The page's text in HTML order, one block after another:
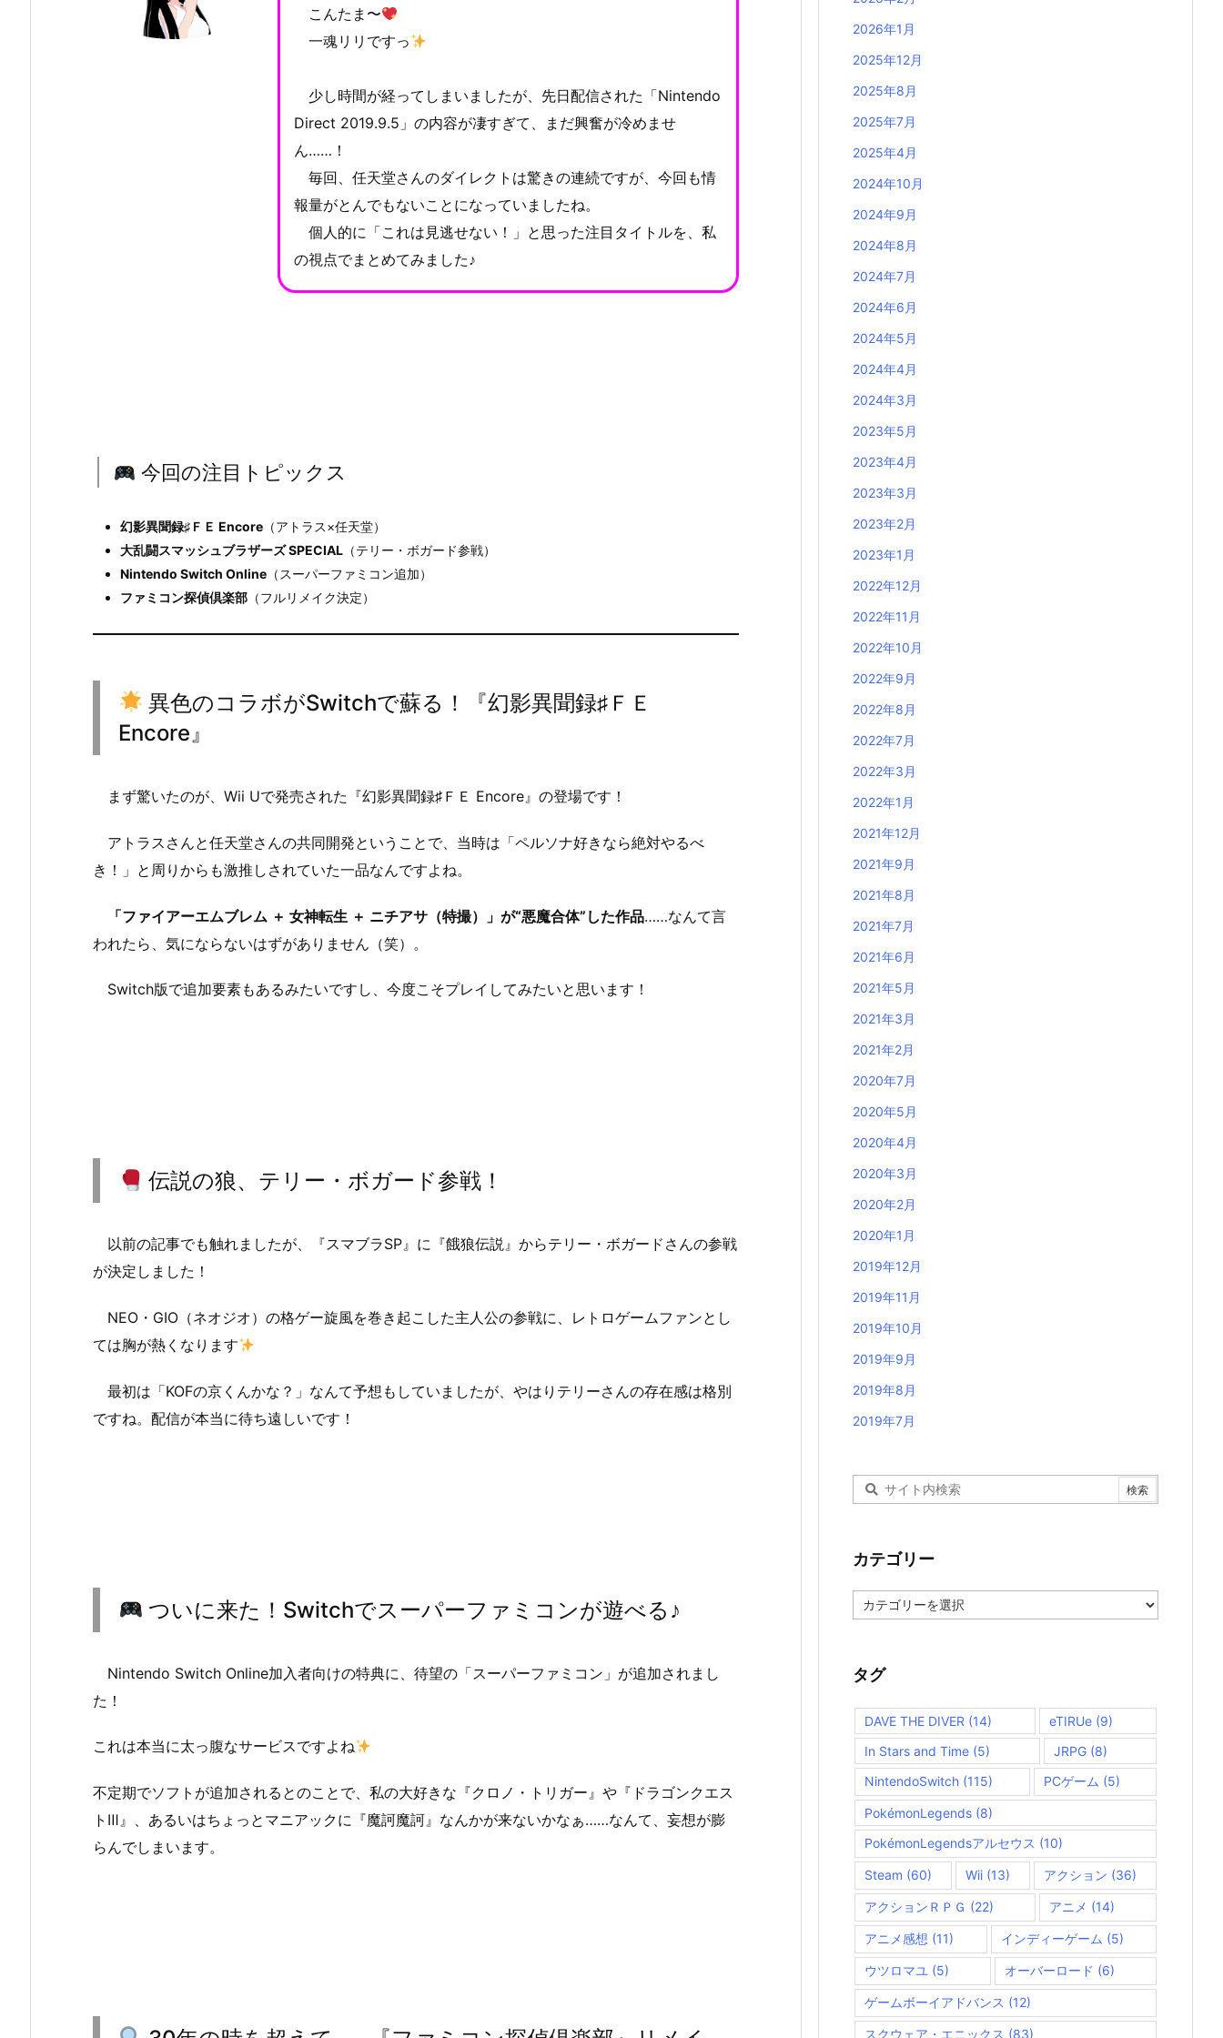
こんたま〜
一魂リリですっ
少し時間が経ってしまいましたが、先日配信された「Nintendo
Direct 2019.9.5」の内容が凄すぎて、まだ興奮が冷めませ
ん……！
毎回、任天堂さんのダイレクトは驚きの連続ですが、今回も情
報量がとんでもないことになっていましたね。
個人的に「これは見逃せない！」と思った注目タイトルを、私
の視点でまとめてみました♪
今回の注目トピックス
幻影異聞録♯ＦＥ Encore （アトラス×任天堂）
大乱闘スマッシュブラザーズ SPECIAL （テリー・ボガード参戦）
Nintendo Switch Online （スーパーファミコン追加）
ファミコン探偵倶楽部 （フルリメイク決定）
異色のコラボがSwitchで蘇る！『幻影異聞録♯ＦＥ
Encore』
まず驚いたのが、Wii Uで発売された『幻影異聞録♯ＦＥ Encore』の登場です！
アトラスさんと任天堂さんの共同開発ということで、当時は「ペルソナ好きなら絶対やるべ
き！」と周りからも激推しされていた一品なんですよね。
「ファイアーエムブレム ＋ 女神転生 ＋ ニチアサ（特撮）」が“悪魔合体”した作品……なんて言
われたら、気にならないはずがありません（笑）。
Switch版で追加要素もあるみたいですし、今度こそプレイしてみたいと思います！
伝説の狼、テリー・ボガード参戦！
以前の記事でも触れましたが、『スマブラSP』に『餓狼伝説』からテリー・ボガードさんの参戦
が決定しました！
NEO・GIO（ネオジオ）の格ゲー旋風を巻き起こした主人公の参戦に、レトロゲームファンとし
ては胸が熱くなります
最初は「KOFの京くんかな？」なんて予想もしていましたが、やはりテリーさんの存在感は格別
ですね。配信が本当に待ち遠しいです！
ついに来た！Switchでスーパーファミコンが遊べる♪
Nintendo Switch Online加入者向けの特典に、待望の「スーパーファミコン」が追加されまし
た！
これは本当に太っ腹なサービスですよね
不定期でソフトが追加されるとのことで、私の大好きな『クロノ・トリガー』や『ドラゴンクエス
トⅢ』、あるいはちょっとマニアックに『魔訶魔訶』なんかが来ないかなぁ……なんて、妄想が膨
らんでしまいます。
2026年1月
2025年12月
2025年8月
2025年7月
2025年4月
2024年10月
2024年9月
2024年8月
2024年7月
2024年6月
2024年5月
2024年4月
2024年3月
2023年5月
2023年4月
2023年3月
2023年2月
2023年1月
2022年12月
2022年11月
2022年10月
2022年9月
2022年8月
2022年7月
2022年3月
2022年1月
2021年12月
2021年9月
2021年8月
2021年7月
2021年6月
2021年5月
2021年3月
2021年2月
2020年7月
2020年5月
2020年4月
2020年3月
2020年2月
2020年1月
2019年12月
2019年11月
2019年10月
2019年9月
2019年8月
2019年7月
カテゴリー
テ
ー
タグ
DAVE THE DIVER (14) eTIRUe (9)
In Stars and Time (5) JRPG(8)
NintendoSwitch (115) PCゲーム (5)
PokémonLegends (8)
PokémonLegendsアルセウス (10)
Steam (60) Wii (13) アクション (36)
アクションＲＰＧ (22) アニメ (14)
アニメ感想 (11) インディーゲーム (5)
ウツロマユ (5) オーバーロード (6)
ゲームボーイアドバンス (12)
スクウェア・エニックス (83)